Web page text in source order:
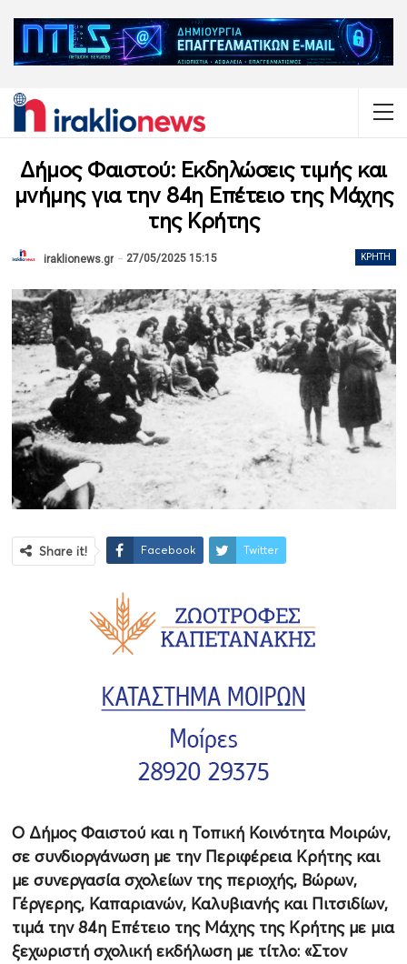
Δήμος Φαιστού: Εκδηλώσεις τιμής και
μνήμης για την 84η Επέτειο της Μάχης
της Κρήτης
ΚΡΉΤΗ
iraklionews.gr 27/05/2025 15:15
Share it! Facebook Twitter
Ο Δήμος Φαιστού και η Τοπική Κοινότητα Μοιρών,
σε συνδιοργάνωση με την Περιφέρεια Κρήτης και
με συνεργασία σχολείων της περιοχής, Βώρων,
Γέργερης, Καπαριανών, Καλυβιανής και Πιτσιδίων,
τιμά την 84η Επέτειο της Μάχης της Κρήτης με μια
ξεχωριστή σχολική εκδήλωση με τίτλο: «Στον